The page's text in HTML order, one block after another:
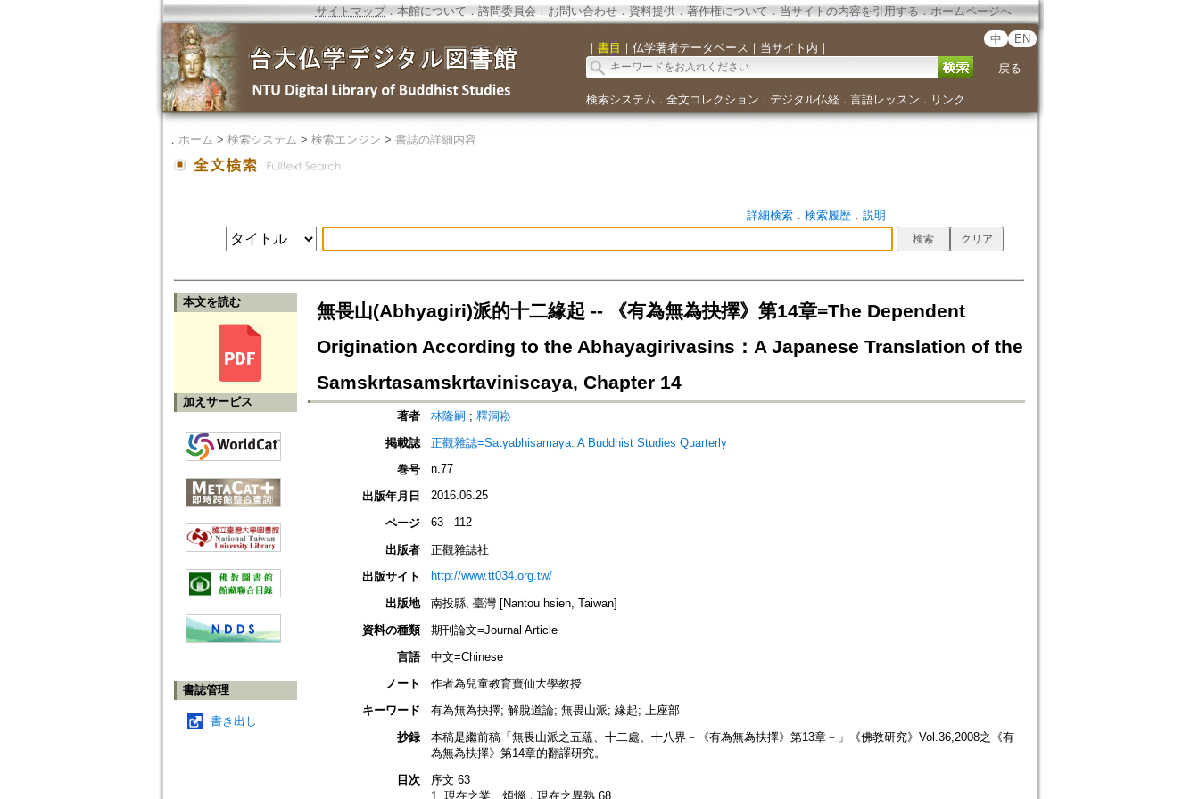
サイトマップ．本館について ． 諮問委員会． お問い合わせ． 資料提供． 著作権について．当サイトの内容を引用する ． ホームページへ
｜ 書目 ｜ 仏学著者データベース ｜ 当サイト内 ｜
中 EN
戻る
検索システム ． 全文コレクション ． デジタル仏経． 言語レッスン ． リンク
． ホーム > 検索システム > 検索エンジン > 書誌の詳細内容
詳細検索． 検索履歴． 説明
本文を読む
加えサービス
書誌管理
書き出し
無畏山(Abhyagiri)派的十二緣起 -- 《有為無為抉擇》第14章=The Dependent
Origination According to the Abhayagirivasins：A Japanese Translation of the
Samskrtasamskrtaviniscaya, Chapter 14
著者 林隆嗣 ; 釋洞崧
掲載誌
正觀雜誌=Satyabhisamaya: A Buddhist Studies Quarterly
巻号
n.77
出版年月日 2016.06.25
ページ 63 - 112
出版者
正觀雜誌社
出版サイト
http://www.tt034.org.tw/
出版地
南投縣, 臺灣 [Nantou hsien, Taiwan]
資料の種類
期刊論文=Journal Article
言語
中文=Chinese
ノート
作者為兒童教育寶仙大學教授
キーワード
有為無為抉擇; 解脫道論; 無畏山派; 緣起; 上座部
抄録
本稿是繼前稿「無畏山派之五蘊、十二處、十八界－《有為無為抉擇》第13章－」《佛教研究》Vol.36,2008之《有
為無為抉擇》第14章的翻譯研究。
目次
序文 63
1. 現在之業、煩惱，現在之異熟 68